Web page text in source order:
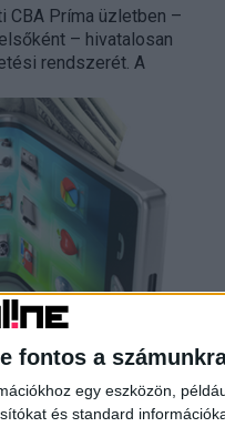
fontos a
egy eszközön,
és standard
CBA Príma üzletben –
– hivatalosan
rendszerét. A
a készpénz